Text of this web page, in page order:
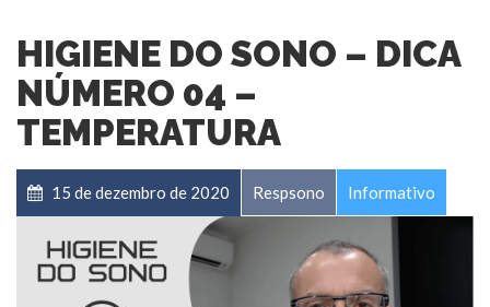
HIGIENE DO SONO – DICA
NÚMERO 04 –
TEMPERATURA
15 de dezembro de 2020 Respsono Informativo